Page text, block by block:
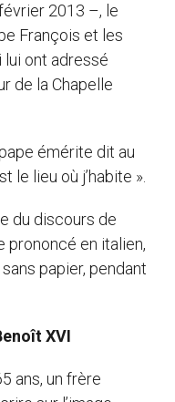
2013 –, le
François et les
lui ont adressé
de la Chapelle
émérite dit au
le lieu où j’habite ».
du discours de
en italien,
papier, pendant
XVI
ans, un frère